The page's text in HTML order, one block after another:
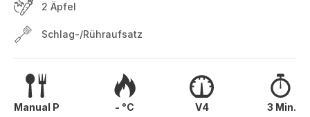
2 Äpfel
Schlag-/Rühraufsatz
Manual P - °C V4 3 Min.